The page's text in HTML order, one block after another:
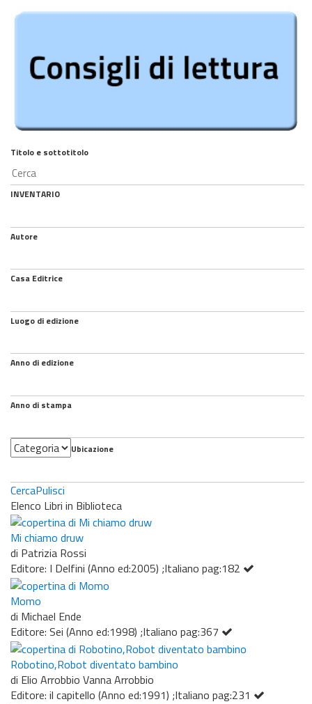
Titolo e sottotitolo
INVENTARIO
Autore
Casa Editrice
Luogo di edizione
Anno di edizione
Anno di stampa
Categoria Ubicazione
CercaPulisci
Elenco Libri in Biblioteca
Mi chiamo druw
di Patrizia Rossi
Editore: I Delfini (Anno ed:2005) ;Italiano pag:182
Momo
di Michael Ende
Editore: Sei (Anno ed:1998) ;Italiano pag:367
Robotino,Robot diventato bambino
di Elio Arrobbio Vanna Arrobbio
Editore: il capitello (Anno ed:1991) ;Italiano pag:231